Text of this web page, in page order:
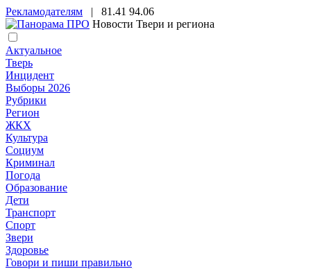
Рекламодателям | 81.41 94.06
Новости Твери и региона
Актуальное
Тверь
Инцидент
Выборы 2026
Рубрики
Регион
ЖКХ
Культура
Социум
Криминал
Погода
Образование
Дети
Транспорт
Спорт
Звери
Здоровье
Говори и пиши правильно